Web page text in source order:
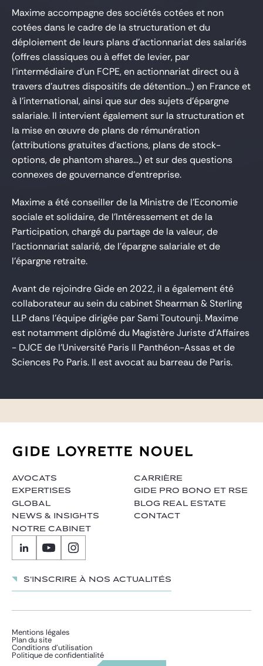
Maxime accompagne des sociétés cotées et non
cotées dans le cadre de la structuration et du
déploiement de leurs plans d'actionnariat des salariés
(offres classiques ou à effet de levier, par
l'intermédiaire d'un FCPE, en actionnariat direct ou à
travers d'autres dispositifs de détention…) en France et
à l'international, ainsi que sur des sujets d'épargne
salariale. Il intervient également sur la structuration et
la mise en œuvre de plans de rémunération
(attributions gratuites d'actions, plans de stock-
options, de phantom shares...) et sur des questions
connexes de gouvernance d'entreprise.
Maxime a été conseiller de la Ministre de l’Economie
sociale et solidaire, de l’Intéressement et de la
Participation, chargé du partage de la valeur, de
l’actionnariat salarié, de l’épargne salariale et de
l’épargne retraite.
Avant de rejoindre Gide en 2022, il a également été
collaborateur au sein du cabinet Shearman & Sterling
LLP dans l’équipe dirigée par Sami Toutounji. Maxime
est notamment diplômé du Magistère Juriste d'Affaires
- DJCE de l'Université Paris II Panthéon-Assas et de
Sciences Po Paris. Il est avocat au barreau de Paris.
AVOCATS
EXPERTISES
GLOBAL
NEWS & INSIGHTS
NOTRE CABINET
CARRIÈRE
GIDE PRO BONO ET RSE
BLOG REAL ESTATE
CONTACT
S'inscrire à nos actualités
Mentions légales
Plan du site
Conditions d’utilisation
Politique de confidentialité